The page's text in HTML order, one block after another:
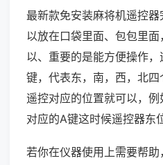
最新款免安装麻将机遥控
以放在口袋里面、包包里
以、重要的是能方便操作
键，代表东，南，西，北
遥控对应的位置就可以，
对应的A键这时候遥控器东
若你在仪器使用上需要帮